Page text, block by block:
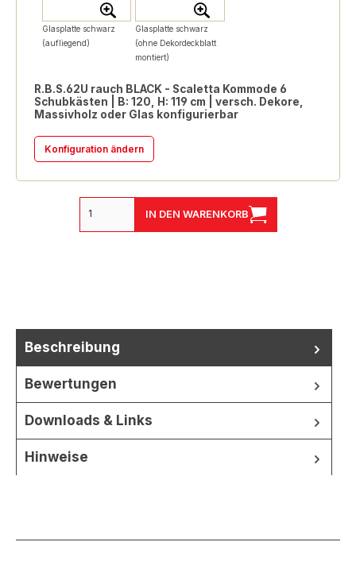
Glasplatte schwarz
(aufliegend)
Glasplatte schwarz
(ohne Dekordeckblatt
montiert)
R.B.S.62U rauch BLACK - Scaletta Kommode 6
Schubkästen | B: 120, H: 119 cm | versch. Dekore,
Massivholz oder Glas konfigurierbar
Konfiguration ändern
IN DEN WARENKORB
Beschreibung
Bewertungen
Downloads & Links
Hinweise